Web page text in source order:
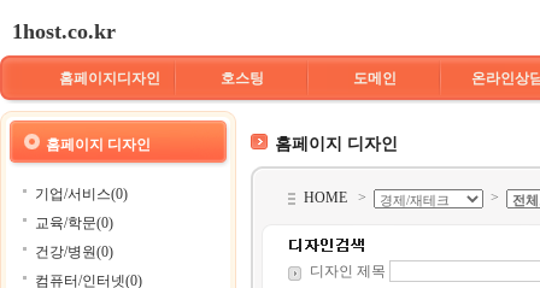
1host.co.kr
홈페이지디자인 호스팅 도메인 온라인상
홈페이지 디자인
기업/서비스(0)
교육/학문(0)
건강/병원(0)
컴퓨터/인터넷(0)
홈페이지 디자인
HOME > >
디자인 제목